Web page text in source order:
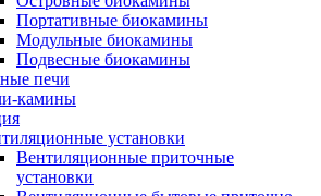
Портативные биокамины
Модульные биокамины
Подвесные биокамины
печи
камины
установки
Вентиляционные приточные
установки